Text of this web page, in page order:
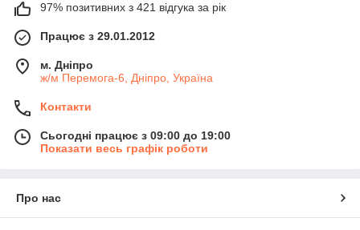
97% позитивних з 421 відгука за рік
Працює з 29.01.2012
м. Дніпро
ж/м Перемога-6, Дніпро, Україна
Контакти
Сьогодні працює з 09:00 до 19:00
Показати весь графік роботи
Про нас